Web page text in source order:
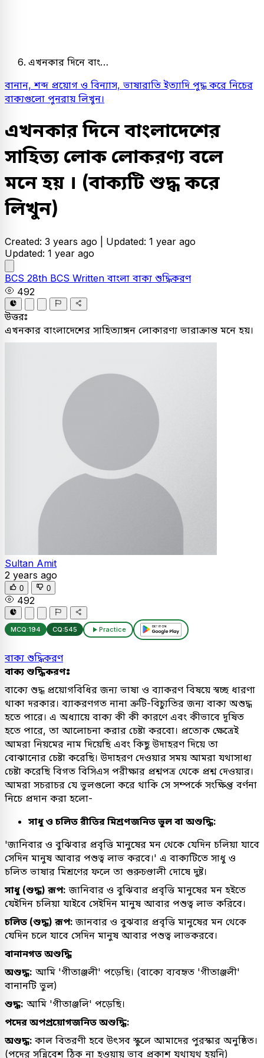
এখনকার দিনে বাং…
বানান, শব্দ প্রয়ােগ ও বিন্যাস, ভাষারাতি ইত্যাদি পুদ্ধ করে নিচের
বাক্যগুলাে পুনরায় লিখুন।
এখনকার দিনে বাংলাদেশের
সাহিত্য লােক লােকরণ্য বলে
মনে হয় । (বাক্যটি শুদ্ধ করে
লিখুন)
Created: 3 years ago | Updated: 1 year ago
Updated: 1 year ago
BCS 28th BCS Written বাংলা বাক্য শুদ্ধিকরণ
492
উত্তরঃ
এখনকার বাংলাদেশের সাহিত্যাঙ্গন লোকারণ্য ভারাক্রান্ত মনে হয়।
Sultan Amit
2 years ago
0 0
492
MCQ:194 CQ:545 Practice
বাক্য শুদ্ধিকরণ
বাক্য শুদ্ধিকরণঃ
বাক্যে শুদ্ধ প্রয়োগবিধির জন্য ভাষা ও ব্যাকরণ বিষয়ে স্বচ্ছ ধারণা
থাকা দরকার। ব্যাকরণগত নানা ত্রুটি-বিচ্যুতির জন্য বাক্য অশুদ্ধ
হতে পারে। এ অধ্যায়ে বাক্য কী কী কারণে এবং কীভাবে দূষিত
হতে পারে, তা আলোচনা করার চেষ্টা করবো। প্রত্যেক ক্ষেত্রেই
আমরা নিয়মের নাম দিয়েছি এবং কিছু উদাহরণ দিয়ে তা
বোঝানোর চেষ্টা করেছি। উদাহরণ দেওয়ার সময় আমরা যথাসাধ্য
চেষ্টা করেছি বিগত বিসিএস পরীক্ষার প্রশ্নপত্র থেকে প্রশ্ন দেওয়ার।
আমরা সচরাচর যে ভুলগুলো করে থাকি সে সম্পর্কে সংক্ষিপ্ত বর্ণনা
নিচে প্রদান করা হলো-
সাধু ও চলিত রীতির মিশ্রণজনিত ভুল বা অশুদ্ধি:
'জানিবার ও বুঝিবার প্রবৃত্তি মানুষের মন থেকে যেদিন চলিয়া যাবে
সেদিন মানুষ আবার পশুত্ব লাভ করবে।' এ বাক্যটিতে সাধু ও
চলিত ভাষার মিশ্রণের ফলে তা গুরুচণ্ডালী দোষে দুষ্ট।
সাধু (শুদ্ধ) রূপ: জানিবার ও বুঝিবার প্রবৃত্তি মানুষের মন হইতে
যেইদিন চলিয়া যাইবে সেইদিন মানুষ আবার পশুত্ব লাভ করিবে।
চলিত (শুদ্ধ) রূপ:জানবার ও বুঝবার প্রবৃত্তি মানুষের মন থেকে
যেদিন চলে যাবে সেদিন মানুষ আবার পশুত্ব লাভকরবে।
বানানগত অশুদ্ধি
অশুদ্ধ: আমি 'গীতাঞ্জলী' পড়েছি। (বাক্যে ব্যবহৃত 'গীতাঞ্জলী'
বানানটি ভুল)
শুদ্ধ: আমি 'গীতাঞ্জলি' পড়েছি।
পদের অপপ্রয়োগজনিত অশুদ্ধি:
অশুদ্ধ: কাল বিতরণী হবে উৎসব স্কুলে আমাদের পুরস্কার অনুষ্ঠিত।
(পদের সন্নিবেশ ঠিক না হওয়ায় ভাব প্রকাশ যথাযথ হয়নি)